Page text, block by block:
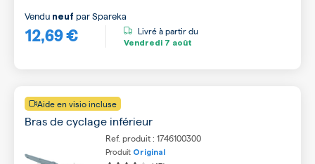
12,69 €
Vendu neuf parSpareka
Livré à partir du
Vendredi 7 août
Aide en visio incluse
Bras de cyclage inférieur
Ref. produit : 1746100300
Produit Original